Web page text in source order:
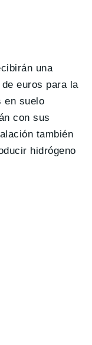
una
euros para la
en suelo
con sus
también
hidrógeno